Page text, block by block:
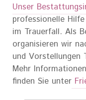
Unser
professionelle
im Trauerfall. Als
organisieren wir
und Vorstellungen
Mehr
finden Sie unter